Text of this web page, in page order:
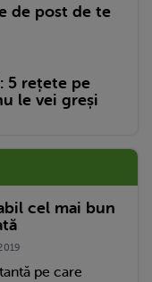
de post de te
5 rețete pe
le vei greși
cel mai bun
pe care